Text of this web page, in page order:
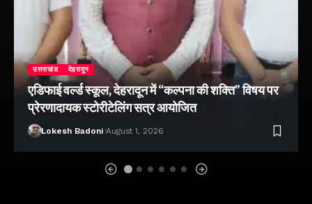
उत्तराखंड देहरादून
एडिफाई वर्ल्ड स्कूल, देहरादून में “कल्पना की शक्ति” विषय पर
प्रेरणादायक स्टोरीटेलिंग सत्र आयोजित
Lokesh Badoni August 1, 2026